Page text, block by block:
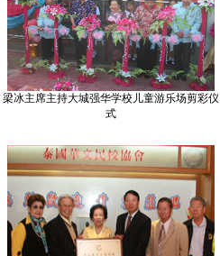
梁冰主席主持大城强华学校儿童游乐场剪彩仪
式